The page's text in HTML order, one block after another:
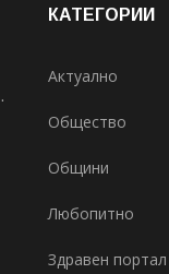
КАТЕГОРИИ
Актуално
Общество
Общини
Любопитно
Здравен портал